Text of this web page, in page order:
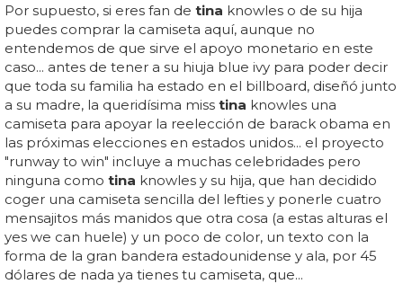
Por supuesto, si eres fan de tina knowles o de su hija
puedes comprar la camiseta aquí, aunque no
entendemos de que sirve el apoyo monetario en este
caso... antes de tener a su hiuja blue ivy para poder decir
que toda su familia ha estado en el billboard, diseñó junto
a su madre, la queridísima miss tina knowles una
camiseta para apoyar la reelección de barack obama en
las próximas elecciones en estados unidos... el proyecto
"runway to win" incluye a muchas celebridades pero
ninguna como tina knowles y su hija, que han decidido
coger una camiseta sencilla del lefties y ponerle cuatro
mensajitos más manidos que otra cosa (a estas alturas el
yes we can huele) y un poco de color, un texto con la
forma de la gran bandera estadounidense y ala, por 45
dólares de nada ya tienes tu camiseta, que...